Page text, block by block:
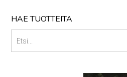
HAE TUOTTEITA